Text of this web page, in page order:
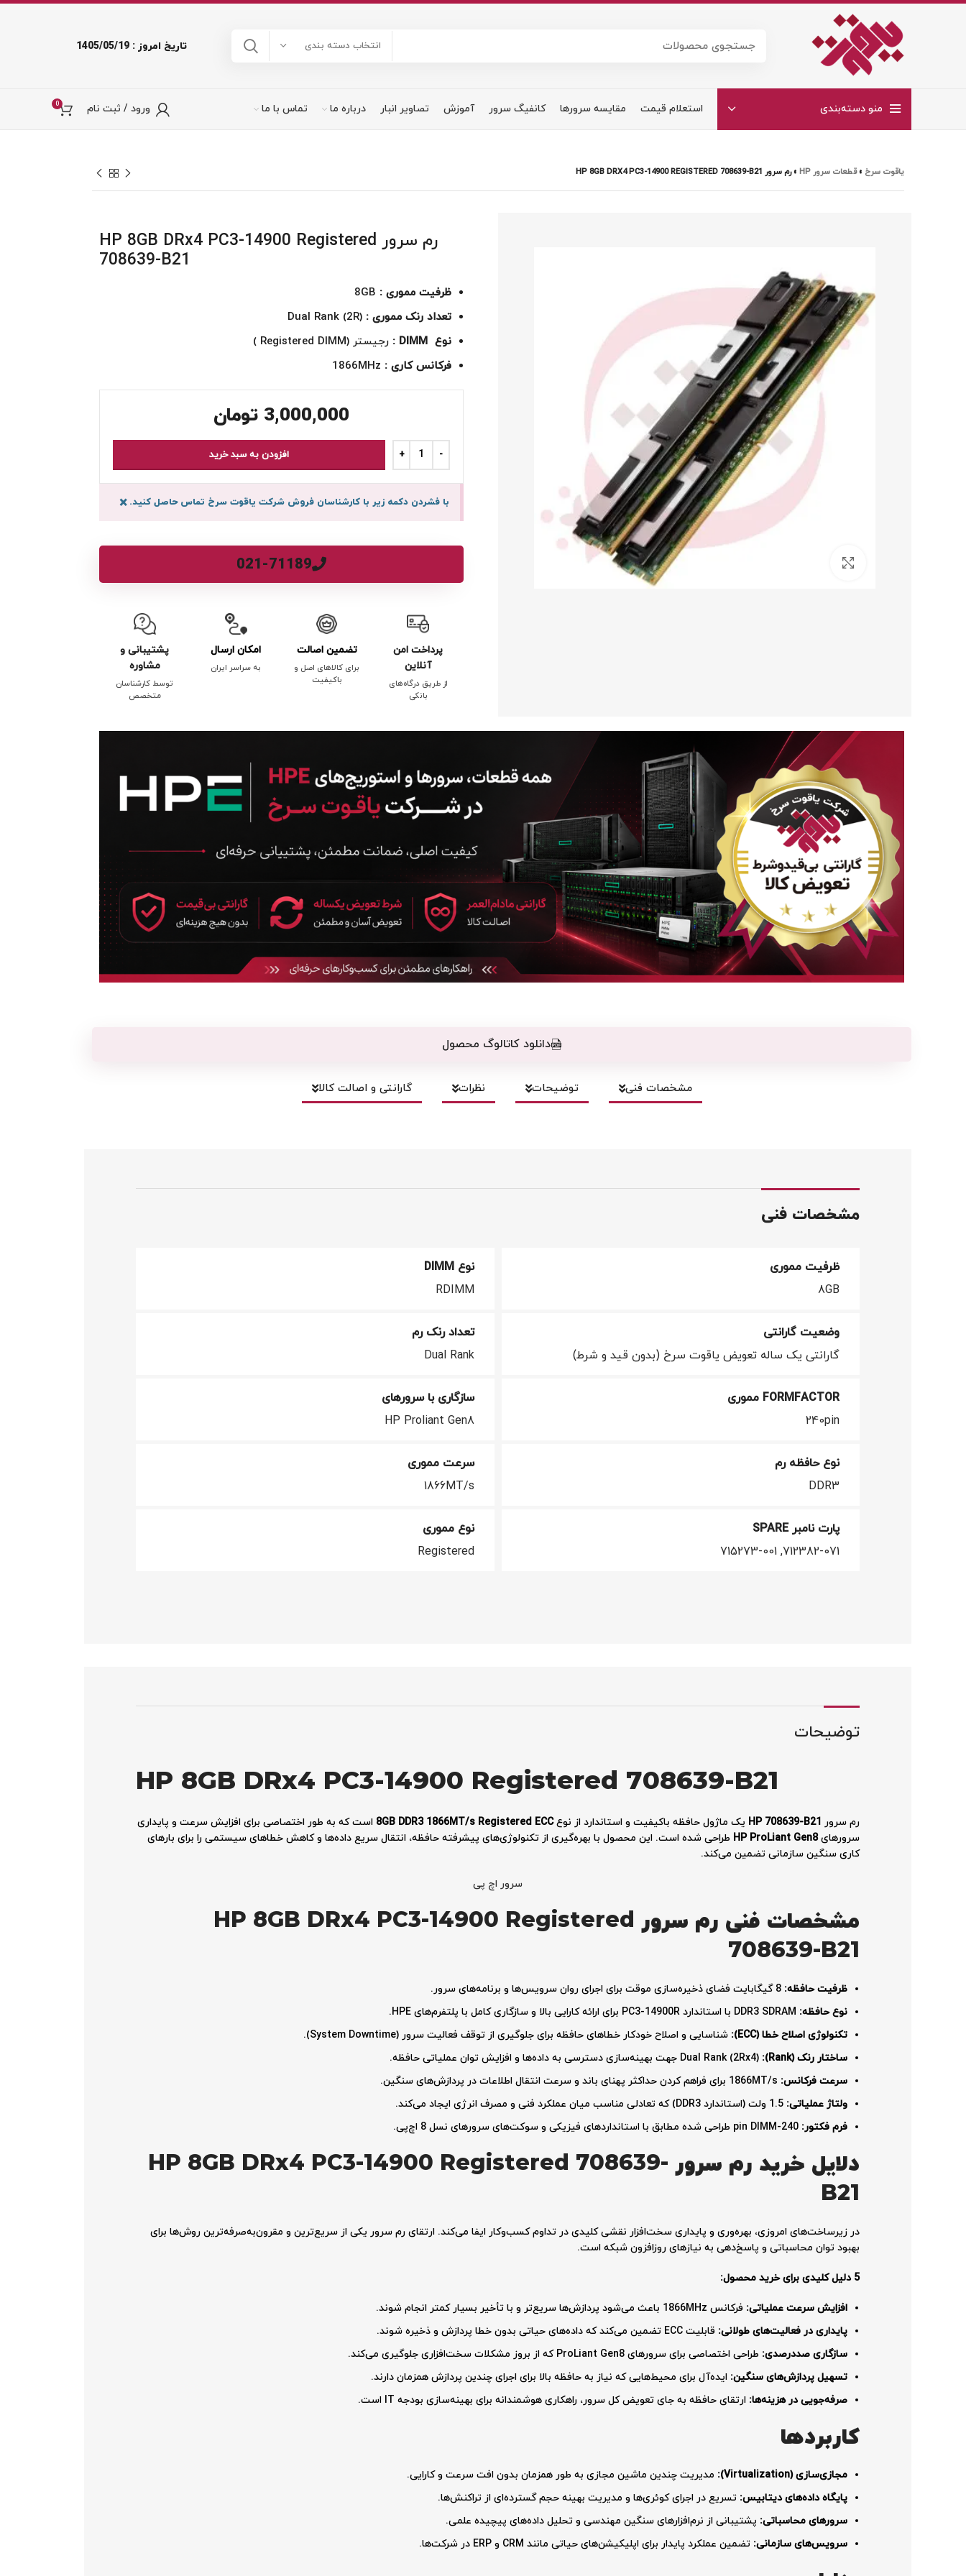
انتخاب دسته بندی تاریخ امروز : 1405/05/19
منو دسته‌بندی استعلام قیمت مقایسه سرورها کانفیگ سرور آموزش تصاویر انبار درباره ما تماس با ما ورود / ثبت نام 0
یاقوت سرخ »قطعات سرور HP »رم سرور HP 8GB DRX4 PC3-14900 REGISTERED 708639-B21
رم سرور HP 8GB DRx4 PC3-14900 Registered
708639-B21
ظرفیت مموری :
تعداد رنک مموری :
نوع DIMM :
رجیستر (Registered DIMM )
فرکانس کاری :
3,000,000 تومان
افزودن به سبد خرید
با فشردن دکمه زیر با کارشناسان فروش شرکت یاقوت سرخ تماس حاصل کنید.×
021-71189
پرداخت امن
آنلاین
از طریق درگاه‌های
بانکی
تضمین اصالت
برای کالاهای اصل و
باکیفیت
امکان ارسال
به سراسر ایران
پشتیبانی و
مشاوره
توسط کارشناسان
متخصص
دانلود کاتالوگ محصول
مشخصات فنی توضیحات نظرات گارانتی و اصالت کالا
مشخصات فنی
ظرفیت مموری
8GB
نوع DIMM
RDIMM
وضعیت گارانتی
گارانتی یک ساله تعویض یاقوت سرخ (بدون قید و شرط)
تعداد رنک رم
Dual Rank
FORMFACTOR مموری
240pin
سازگاری با سرورهای
HP Proliant Gen8
نوع حافظه رم
DDR3
سرعت مموری
1866MT/s
پارت نامبر SPARE
712382-071, 715273-001
نوع مموری
Registered
توضیحات
HP 8GB DRx4 PC3-14900 Registered 708639-B21
رم سرور HP 708639-B21 یک ماژول حافظه باکیفیت و استاندارد از نوع8GB DDR3 1866MT/s Registered ECC است که به طور اختصاصی برای افزایش سرعت و پایداری
سرورهایHP ProLiant Gen8 طراحی شده است. این محصول با بهره‌گیری از تکنولوژی‌های پیشرفته حافظه، انتقال سریع داده‌ها و کاهش خطاهای سیستمی را برای بارهای
کاری سنگین سازمانی تضمین می‌کند.
سرور اچ پی
مشخصات فنی رم سرور HP 8GB DRx4 PC3-14900 Registered
708639-B21
ظرفیت حافظه:
نوع حافظه:
تکنولوژی اصلاح خطا (ECC):
شناسایی و اصلاح خودکار خطاهای حافظه برای جلوگیری از توقف فعالیت سرور (System Downtime).
ساختار رنک (Rank):
سرعت فرکانس:
ولتاژ عملیاتی:
فرم فکتور:
دلایل خرید رم سرور HP 8GB DRx4 PC3-14900 Registered 708639-
B21
در زیرساخت‌های امروزی، بهره‌وری و پایداری سخت‌افزار نقشی کلیدی در تداوم کسب‌وکار ایفا می‌کند. ارتقای رم سرور یکی از سریع‌ترین و مقرون‌به‌صرفه‌ترین روش‌ها برای
بهبود توان محاسباتی و پاسخ‌دهی به نیازهای روزافزون شبکه است.
5 دلیل کلیدی برای خرید محصول:
افزایش سرعت عملیاتی: فرکانس 1866MHz باعث می‌شود پردازش‌ها سریع‌تر و با تأخیر بسیار کمتر انجام شوند.
پایداری در فعالیت‌های طولانی: قابلیت ECC تضمین می‌کند که داده‌های حیاتی بدون خطا پردازش و ذخیره شوند.
سازگاری صددرصدی: طراحی اختصاصی برای سرورهای ProLiant Gen8 که از بروز مشکلات سخت‌افزاری جلوگیری می‌کند.
تسهیل پردازش‌های سنگین: ایده‌آل برای محیط‌هایی که نیاز به حافظه بالا برای اجرای چندین پردازش همزمان دارند.
صرفه‌جویی در هزینه‌ها: ارتقای حافظه به جای تعویض کل سرور، راهکاری هوشمندانه برای بهینه‌سازی بودجه IT است.
کاربردها
مجازی‌سازی (Virtualization):
مدیریت چندین ماشین مجازی به طور همزمان بدون افت سرعت و کارایی.
پایگاه داده‌های دیتابیس: تسریع در اجرای کوئری‌ها و مدیریت بهینه حجم گسترده‌ای از تراکنش‌ها.
سرورهای محاسباتی: پشتیبانی از نرم‌افزارهای سنگین مهندسی و تحلیل داده‌های پیچیده علمی.
سرویس‌های سازمانی: تضمین عملکرد پایدار برای اپلیکیشن‌های حیاتی مانند CRM و ERP در شرکت‌ها.